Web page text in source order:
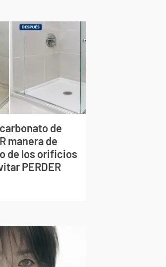
de
manera de
de los orificios
PERDER